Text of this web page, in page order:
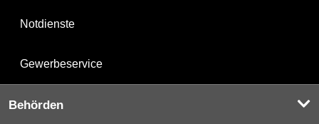
Notdienste
Gewerbeservice
Behörden